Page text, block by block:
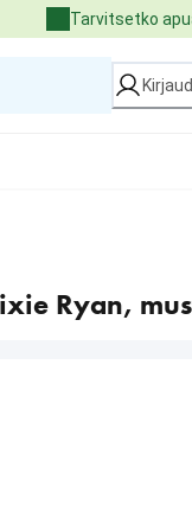
Tarvitsetko
Ryan,